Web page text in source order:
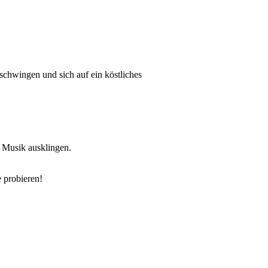
und sich auf ein köstliches
ausklingen.
probieren!